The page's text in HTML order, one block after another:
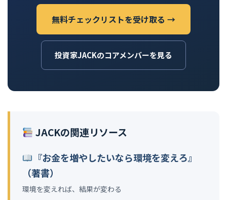
無料チェックリストを受け取る →
投資家JACKのコアメンバーを見る
JACKの関連リソース
『お金を増やしたいなら環境を変えろ』
（著書）
環境を変えれば、結果が変わる